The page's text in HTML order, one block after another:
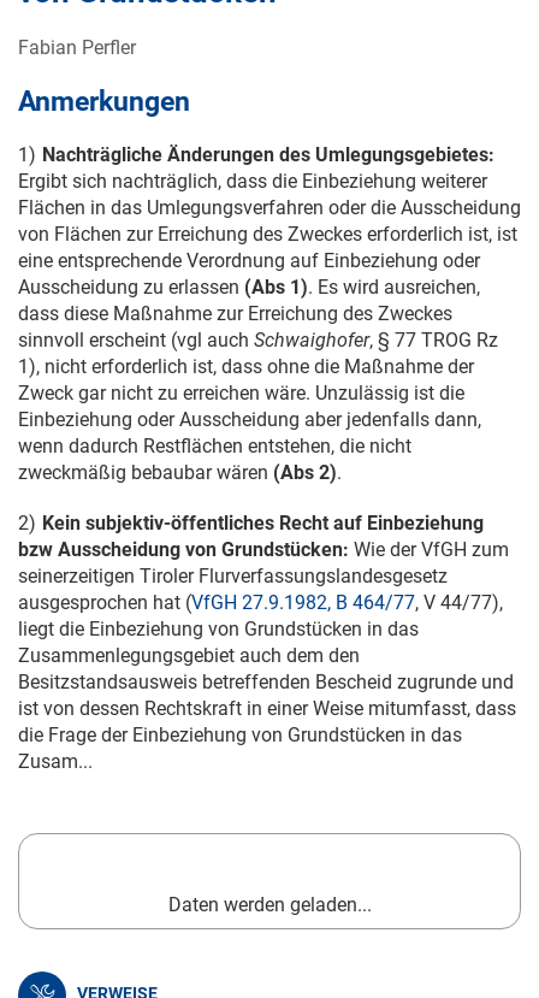
Fabian Perfler
Anmerkungen
1) Nachträgliche Änderungen des Umlegungsgebietes:
Ergibt sich nachträglich, dass die Einbeziehung weiterer
Flächen in das Umlegungsverfahren oder die Ausscheidung
von Flächen zur Erreichung des Zweckes erforderlich ist, ist
eine entsprechende Verordnung auf Einbeziehung oder
Ausscheidung zu erlassen (Abs 1). Es wird ausreichen,
dass diese Maßnahme zur Erreichung des Zweckes
sinnvoll erscheint (vgl auch Schwaighofer, § 77 TROG Rz
1), nicht erforderlich ist, dass ohne die Maßnahme der
Zweck gar nicht zu erreichen wäre. Unzulässig ist die
Einbeziehung oder Ausscheidung aber jedenfalls dann,
wenn dadurch Restflächen entstehen, die nicht
zweckmäßig bebaubar wären (Abs 2).
2) Kein subjektiv-öffentliches Recht auf Einbeziehung
bzw Ausscheidung von Grundstücken: Wie der VfGH zum
seinerzeitigen Tiroler Flurverfassungslandesgesetz
ausgesprochen hat (VfGH 27.9.1982, B 464/77, V 44/77),
liegt die Einbeziehung von Grundstücken in das
Zusammenlegungsgebiet auch dem den
Besitzstandsausweis betreffenden Bescheid zugrunde und
ist von dessen Rechtskraft in einer Weise mitumfasst, dass
die Frage der Einbeziehung von Grundstücken in das
Zusam...
Daten werden geladen...
VERWEISE